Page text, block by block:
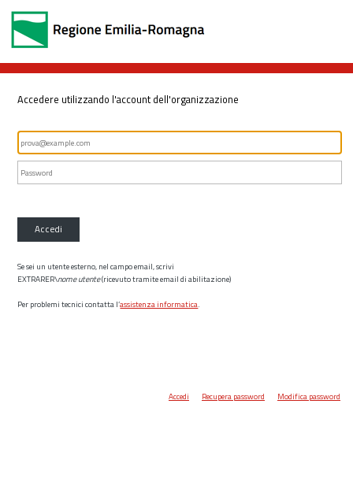
Accedere utilizzando l'account dell'organizzazione
Accedi
Se sei un utente esterno, nel campo email, scrivi
EXTRARER\nome utente(ricevuto tramite email di abilitazione)
Per problemi tecnici contatta l’assistenza informatica.
Accedi Recupera password Modifica password